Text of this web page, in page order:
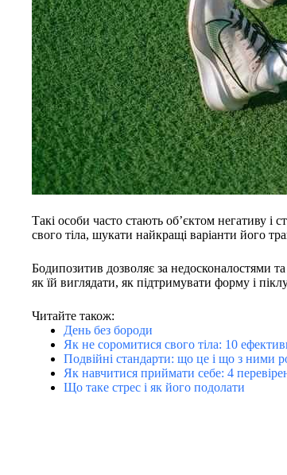
Такі особи часто стають об’єктом негативу і
свого тіла, шукати найкращі варіанти його
Бодипозитив дозволяє за недосконалостями
як їй виглядати, як підтримувати форму і
Читайте також:
День без бороди
Як не соромитися свого тіла: 10
Подвійні стандарти: що це і що з ними
Як навчитися приймати себе: 4
Що таке стрес і як його подолати